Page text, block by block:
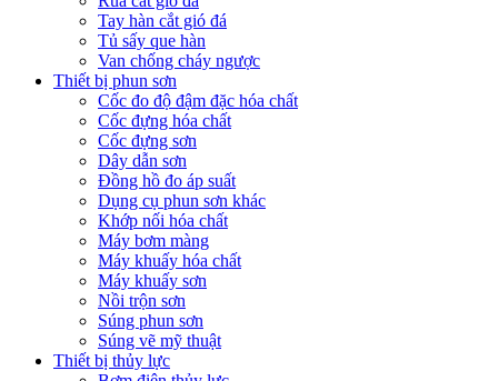
Tay hàn cắt gió đá
Tủ sấy que hàn
Van chống cháy ngược
Thiết bị phun sơn
Cốc đo độ đậm đặc hóa chất
Cốc đựng hóa chất
Cốc đựng sơn
Dây dẫn sơn
Đồng hồ đo áp suất
Dụng cụ phun sơn khác
Khớp nối hóa chất
Máy bơm màng
Máy khuấy hóa chất
Máy khuấy sơn
Nồi trộn sơn
Súng phun sơn
Súng vẽ mỹ thuật
Thiết bị thủy lực